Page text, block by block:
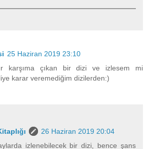
25 Haziran 2019 23:10
karşıma çıkan bir dizi ve izlesem mi
karar veremediğim dizilerden:)
26 Haziran 2019 20:04
izlenebilecek bir dizi, bence şans